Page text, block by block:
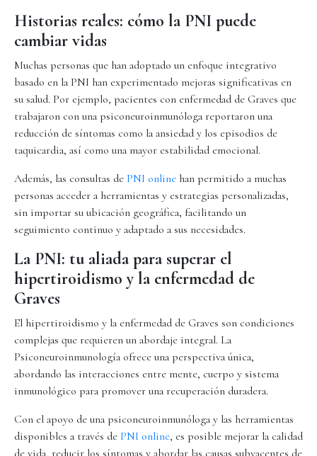
Historias reales: cómo la PNI puede
cambiar vidas
Muchas personas que han adoptado un enfoque integrativo
basado en la PNI han experimentado mejoras significativas en
su salud. Por ejemplo, pacientes con enfermedad de Graves que
trabajaron con una psiconeuroinmunóloga reportaron una
reducción de síntomas como la ansiedad y los episodios de
taquicardia, así como una mayor estabilidad emocional.
Además, las consultas de PNI online han permitido a muchas
personas acceder a herramientas y estrategias personalizadas,
sin importar su ubicación geográfica, facilitando un
seguimiento continuo y adaptado a sus necesidades.
La PNI: tu aliada para superar el
hipertiroidismo y la enfermedad de
Graves
El hipertiroidismo y la enfermedad de Graves son condiciones
complejas que requieren un abordaje integral. La
Psiconeuroinmunología ofrece una perspectiva única,
abordando las interacciones entre mente, cuerpo y sistema
inmunológico para promover una recuperación duradera.
Con el apoyo de una psiconeuroinmunóloga y las herramientas
disponibles a través de PNI online, es posible mejorar la calidad